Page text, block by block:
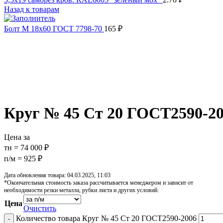
Назад к товарам
Болт М 18х60 ГОСТ 7798-70 165 ₽
Круг № 45 Ст 20 ГОСТ2590-
Цена за
тн = 74 000 ₽
п/м = 925 ₽
Дата обновления товара: 04.03.2025, 11:03
*Окончательная стоимость заказа рассчитывается менеджером и зависит от
необходимости резки металла, рубки листа и других условий.
Цена
Очистить
Количество товара Круг № 45 Ст 20 ГОСТ2590-2006